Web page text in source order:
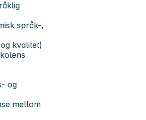
språk-,
kvalitet)
og
mellom